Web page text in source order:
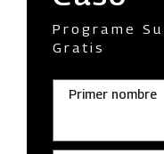
Programe
Gratis
Primer nombre